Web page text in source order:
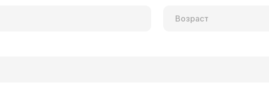
досдайте. Если придет нормальный, то ваше состояние
ТТГ и Т4св. через 2 месяца. Возможно, у вашего состояния есть